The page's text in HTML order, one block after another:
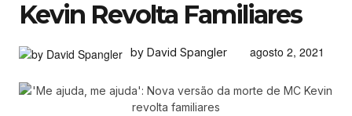
Kevin Revolta Familiares
by David Spangler agosto 2, 2021